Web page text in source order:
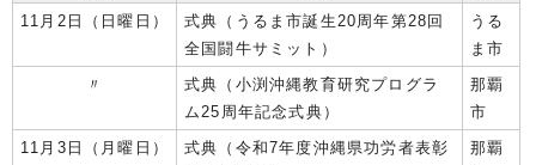
11月2日（日曜日）
式典（うるま市誕生20周年第28回
全国闘牛サミット）
うる
ま市
〃
式典（小渕沖縄教育研究プログラ
ム25周年記念式典）
那覇
市
11月3日（月曜日）
式典（令和7年度沖縄県功労者表彰
那覇